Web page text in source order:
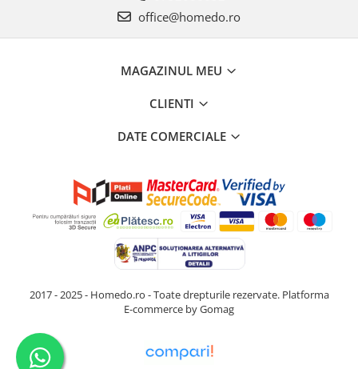
office@homedo.ro
MAGAZINUL MEU
CLIENTI
DATE COMERCIALE
2017 - 2025 - Homedo.ro - Toate drepturile rezervate. Platforma
E-commerce by Gomag